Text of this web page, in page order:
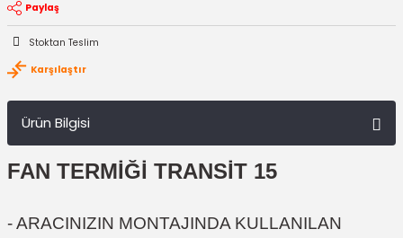
Paylaş
Stoktan Teslim
Karşılaştır
Ürün Bilgisi
FAN TERMİĞİ TRANSİT 15
- ARACINIZIN MONTAJINDA KULLANILAN